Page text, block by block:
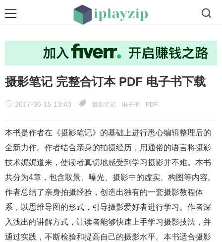
摄影笔记 完整合订本 PDF 电子书下载
2017-06-15 13:43 摄影笔记 电子书 PDF
本书是作者在《摄影笔记》的基础上进行悉心编辑整理后的
全新力作。作者结合亲身的拍摄经历，用通俗的语言将摄影
技术娓娓道来，使读者真切地感受到学习摄影并不难。本书
共分为4章，包含取景、曝光、摄影中的虚实、构图等内容。
作者总结了亲身拍摄经验，创造出独有的一套摄影教程体
系，以思维导图的形式，引导摄影爱好者进行学习。作者深
入浅出的讲解方式，让读者能够快速上手学习摄影技法，并
通过实践，不断检验和提高自己的摄影水平。本书适合摄影